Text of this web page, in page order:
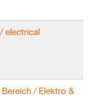
electrical
/ Elektro &